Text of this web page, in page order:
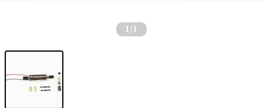
1 /1